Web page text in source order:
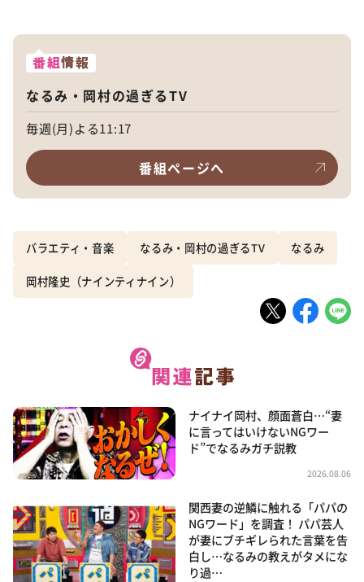
番組情報
なるみ・岡村の過ぎるTV
毎週(月)よる11:17
番組ページへ
バラエティ・音楽 なるみ・岡村の過ぎるTV なるみ
岡村隆史（ナインティナイン）
ナイナイ岡村、顔面蒼白…“妻
に言ってはいけないNGワー
ド”でなるみガチ説教
2026.08.06
関西妻の逆鱗に触れる「パパの
NGワード」を調査！ パパ芸人
が妻にブチギレられた言葉を告
白し…なるみの教えがタメにな
り過…